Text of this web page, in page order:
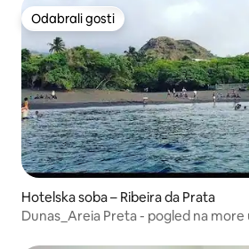
Odabrali gosti
Odabrali gosti
Hotelska soba – Ribeira da Prata
Dunas_Areia Preta - pogled na more